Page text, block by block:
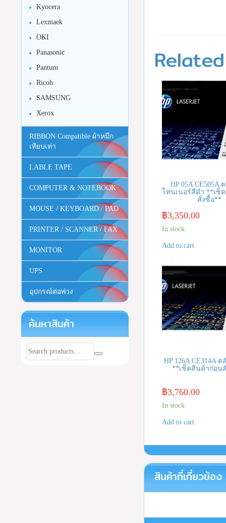
HP 05A CE505A
โทนเนอร์สีดำ **เช็
สั่งซื้อ**
฿3,350.00
In stock
Add to cart
HP 126A CE314A
**เช็คสินค้าก่อน
฿3,760.00
In stock
Add to cart
สินค้าที่เกี่ยวข้อง
Kyocera
Lexmaek
OKI
Panasonic
Pantum
Ricoh
SAMSUNG
Xerox
RIBBON Compatible ผ้าหมึก
เทียบเท่า
LABLE TAPE
COMPUTER & NOTEBOOK
MOUSE / KEYBOARD / PAD
PRINTER / SCANNER / FAX
MONITOR
UPS
อุปกรณ์ต่อพ่วง
ค้นหาสินค้า